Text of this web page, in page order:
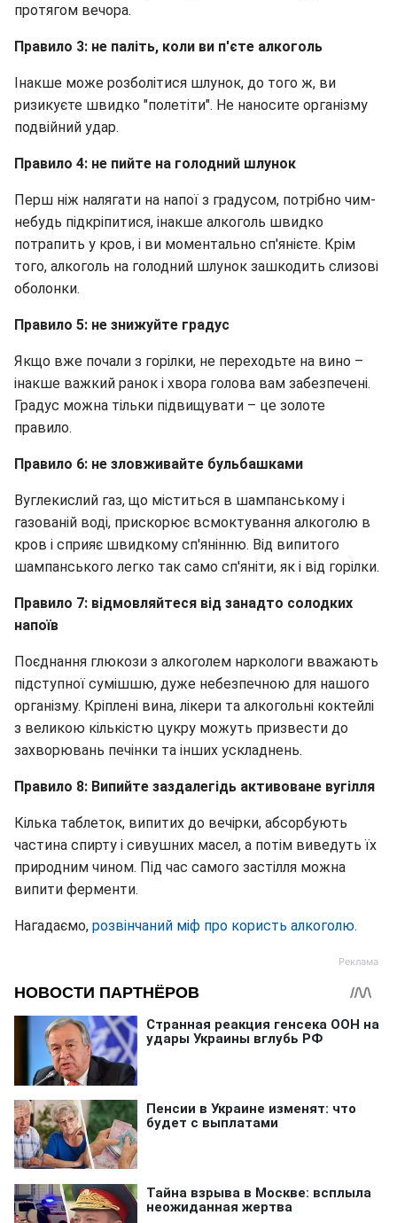
протягом вечора.
Правило 3: не паліть, коли ви п'єте алкоголь
Інакше може розболітися шлунок, до того ж, ви
ризикуєте швидко "полетіти". Не наносите організму
подвійний удар.
Правило 4: не пийте на голодний шлунок
Перш ніж налягати на напої з градусом, потрібно чим-
небудь підкріпитися, інакше алкоголь швидко
потрапить у кров, і ви моментально сп'янієте. Крім
того, алкоголь на голодний шлунок зашкодить слизові
оболонки.
Правило 5: не знижуйте градус
Якщо вже почали з горілки, не переходьте на вино –
інакше важкий ранок і хвора голова вам забезпечені.
Градус можна тільки підвищувати – це золоте
правило.
Правило 6: не зловживайте бульбашками
Вуглекислий газ, що міститься в шампанському і
газованій воді, прискорює всмоктування алкоголю в
кров і сприяє швидкому сп'янінню. Від випитого
шампанського легко так само сп'яніти, як і від горілки.
Правило 7: відмовляйтеся від занадто солодких
напоїв
Поєднання глюкози з алкоголем наркологи вважають
підступної сумішшю, дуже небезпечною для нашого
організму. Кріплені вина, лікери та алкогольні коктейлі
з великою кількістю цукру можуть призвести до
захворювань печінки та інших ускладнень.
Правило 8: Випийте заздалегідь активоване вугілля
Кілька таблеток, випитих до вечірки, абсорбують
частина спирту і сивушних масел, а потім виведуть їх
природним чином. Під час самого застілля можна
випити ферменти.
Нагадаємо, розвінчаний міф про користь алкоголю.